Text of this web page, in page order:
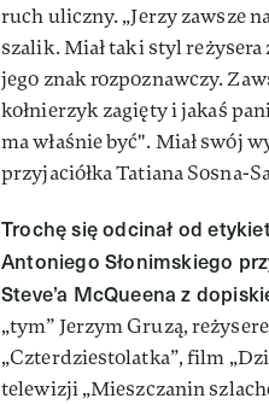
ruch uliczny. „Jerzy zawsze
szalik. Miał taki styl reżysera
jego znak rozpoznawczy.
kołnierzyk zagięty i jakaś
ma właśnie być". Miał swój
przyjaciółka Tatiana Sosna-
Trochę się odcinał od
Antoniego Słonimskiego
Steve’a McQueena z
„tym” Jerzym Gruzą,
„Czterdziestolatka”, film
telewizji „Mieszczanin